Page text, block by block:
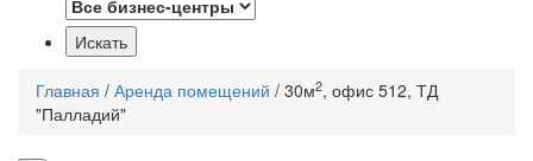
Главная / Аренда помещений / 30м2, офис 512, ТД
"Палладий"